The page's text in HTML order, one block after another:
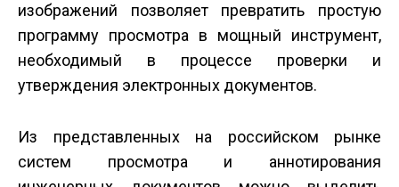
изображений позволяет превратить простую
программу просмотра в мощный инструмент,
необходимый в процессе проверки и
утверждения электронных документов.
Из представленных на российском рынке
систем просмотра и аннотирования